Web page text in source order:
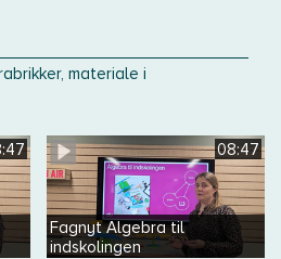
materiale i
08:47
Fagnyt Algebra til
indskolingen